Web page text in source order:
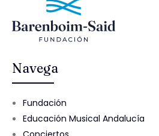
Navega
Fundación
Educación Musical Andalucía